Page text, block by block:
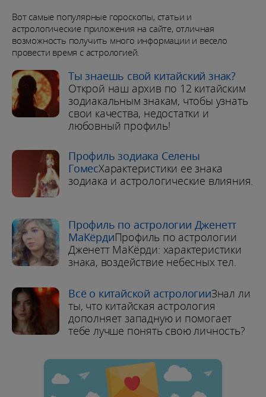
Вот самые популярные гороскопы, статьи и
астрологические приложения на сайте, отличная
возможность получить много информации и весело
провести время с астрологией.
Ты знаешь свой китайский знак?
Открой наш архив по 12 китайским
зодиакальным знакам, чтобы узнать
свои качества, недостатки и
любовный профиль!
Профиль зодиака Селены
ГомесХарактеристики ее знака
зодиака и астрологические влияния.
Профиль по астрологии Дженетт
МаКёрдиПрофиль по астрологии
Дженетт МаКёрди: характеристики
знака, воздействие небесных тел.
Всё о китайской астрологииЗнал ли
ты, что китайская астрология
дополняет западную и помогает
тебе лучше понять свою личность?